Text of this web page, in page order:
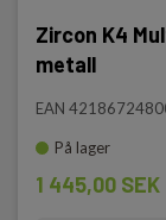
Zircon K4
metall
EAN
På lager
1 445,00 SEK